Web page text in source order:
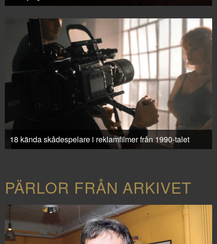
18 kända skådespelare i reklamfilmer från 1990-talet
PÄRLOR FRÅN ARKIVET